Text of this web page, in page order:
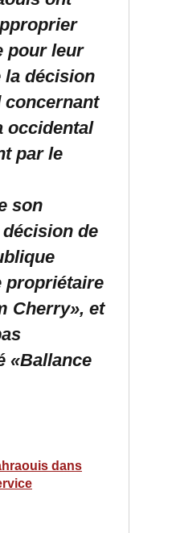
pour leur
la décision
concernant
occidental
par le
son
de
propriétaire
Cherry», et
«Ballance
dans